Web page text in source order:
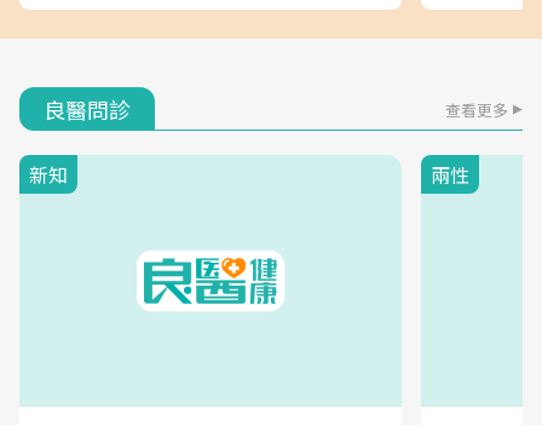
良醫問診 查看更多
新知 兩性